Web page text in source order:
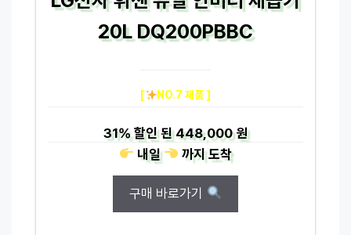
20L DQ200PBBC
[ NO.7 제품 ]
31%할인 된448,000 원
내일
까지도착
구매 바로가기